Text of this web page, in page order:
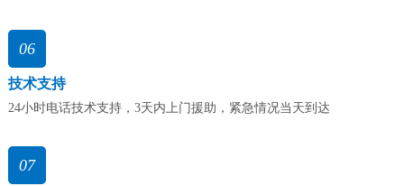
06
技术支持
24小时电话技术支持，3天内上门援助，紧急情况当天到达
07